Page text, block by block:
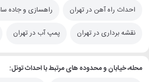
احداث راه آهن در تهران راهسازی و جاده
نقشه برداری در تهران پمپ آب در تهران
محله، خیابان و محدوده های مرتبط با احداث تونل: